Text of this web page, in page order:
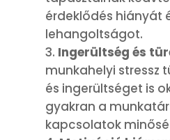
érdeklődés hiányát
lehangoltságot.
Ingerültség és
munkahelyi stressz
és ingerültséget is
gyakran a
kapcsolatok